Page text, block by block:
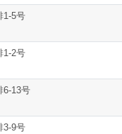
1-5号
1-2号
6-13号
3-9号